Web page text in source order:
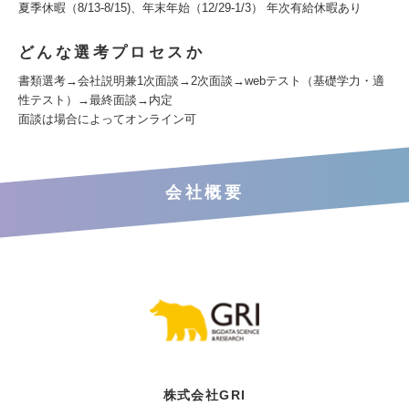
夏季休暇（8/13-8/15)、年末年始（12/29-1/3） 年次有給休暇あり
どんな選考プロセスか
書類選考→会社説明兼1次面談→2次面談→webテスト（基礎学力・適
性テスト）→最終面談→内定
面談は場合によってオンライン可
会社概要
株式会社GRI